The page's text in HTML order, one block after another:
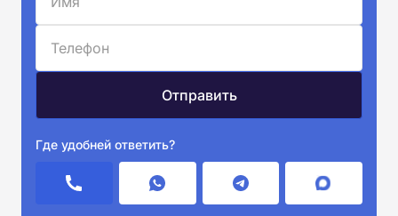
Где удобней ответить?